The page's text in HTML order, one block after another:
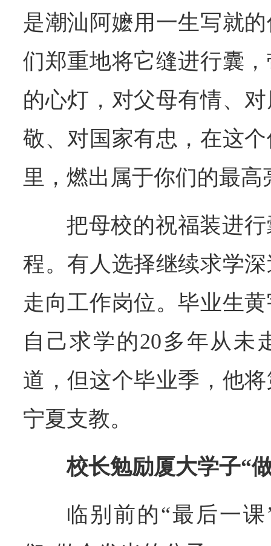
是潮汕阿嬷用一生写就
们郑重地将它缝进行囊
的心灯，对父母有情、
敬、对国家有忠，在这
里，燃出属于你们的最高
把母校的祝福装进
程。有人选择继续求学
走向工作岗位。毕业生
自己求学的20多年从未
道，但这个毕业季，他
宁夏支教。
校长勉励厦大学子“
临别前的“最后一